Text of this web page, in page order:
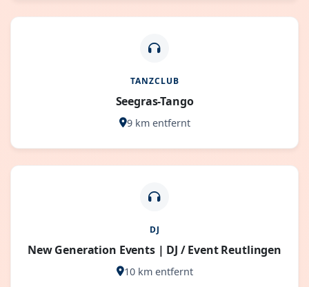
TANZCLUB
Seegras-Tango
9 km entfernt
DJ
New Generation Events | DJ / Event Reutlingen
10 km entfernt